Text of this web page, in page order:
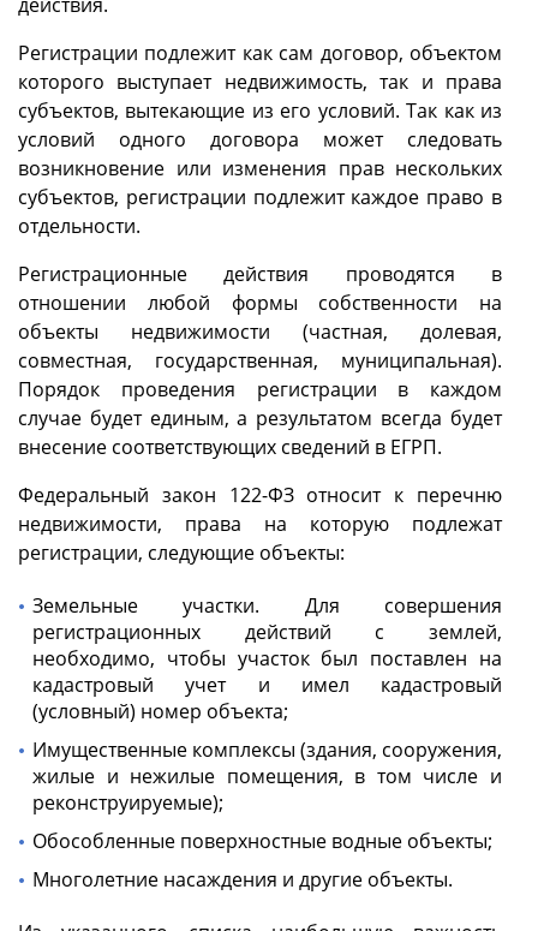
Регистрации подлежит как сам договор, объектом
которого выступает недвижимость, так и права
субъектов, вытекающие из его условий. Так как из
условий одного договора может следовать
возникновение или изменения прав нескольких
субъектов, регистрации подлежит каждое право в
отдельности.
Регистрационные действия проводятся в
отношении любой формы собственности на
объекты недвижимости (частная, долевая,
совместная, государственная, муниципальная).
Порядок проведения регистрации в каждом
случае будет единым, а результатом всегда будет
внесение соответствующих сведений в ЕГРП.
Федеральный закон 122-ФЗ относит к перечню
недвижимости, права на которую подлежат
регистрации, следующие объекты:
Земельные участки. Для совершения
регистрационных действий с землей,
необходимо, чтобы участок был поставлен на
кадастровый учет и имел кадастровый
(условный) номер объекта;
Имущественные комплексы (здания, сооружения,
жилые и нежилые помещения, в том числе и
реконструируемые);
Обособленные поверхностные водные объекты;
Многолетние насаждения и другие объекты.